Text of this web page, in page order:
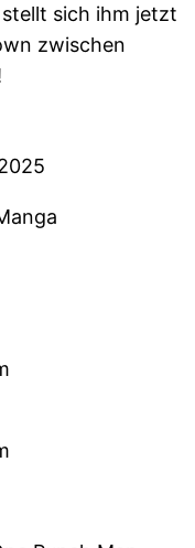
sich ihm jetzt
zwischen